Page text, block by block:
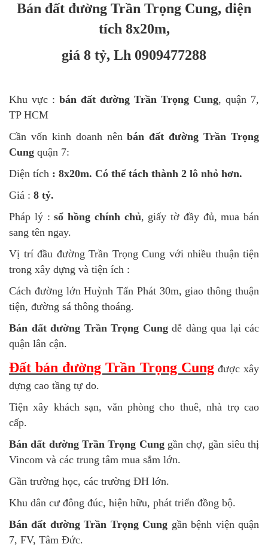
Bán đất đường Trần Trọng Cung, diện
tích 8x20m,
giá 8 tỷ, Lh 0909477288
Khu vực : bán đất đường Trần Trọng Cung, quận 7,
TP HCM
Cần vốn kinh doanh nênbán đất đường Trần Trọng
Cung quận 7:
Diện tích : 8x20m. Có thể tách thành 2 lô nhỏ hơn.
Giá : 8 tỷ.
Pháp lý :sổ hồng chính chủ, giấy tờ đầy đủ, mua bán
sang tên ngay.
Vị trí đầu đường Trần Trọng Cung với nhiều thuận tiện
trong xây dựng và tiện ích :
Cách đường lớn Huỳnh Tấn Phát 30m, giao thông thuận
tiện, đường sá thông thoáng.
Bán đất đường Trần Trọng Cungdễ dàng qua lại các
quận lân cận.
Đất bán đường Trần Trọng Cungđược xây
dựng cao tầng tự do.
Tiện xây khách sạn, văn phòng cho thuê, nhà trọ cao
cấp.
Bán đất đường Trần Trọng Cunggần chợ, gần siêu thị
Vincom và các trung tâm mua sắm lớn.
Gần trường học, các trường ĐH lớn.
Khu dân cư đông đúc, hiện hữu, phát triển đồng bộ.
Bán đất đường Trần Trọng Cung gần bệnh viện quận
7, FV, Tâm Đức.